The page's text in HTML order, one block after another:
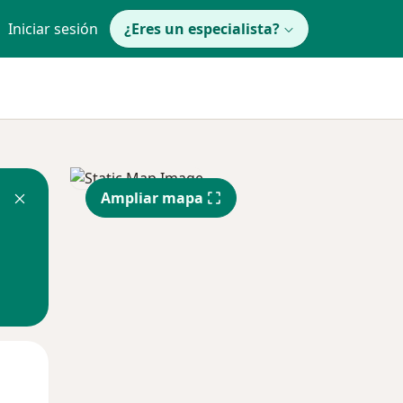
Iniciar sesión ¿Eres un especialista?
Ampliar mapa